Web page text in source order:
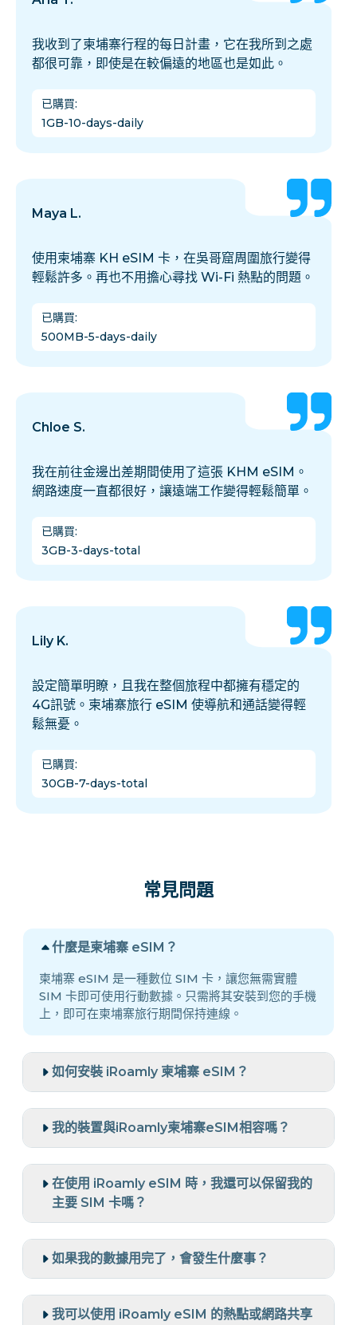
我收到了柬埔寨行程的每日計畫，它在我所到之處
都很可靠，即使是在較偏遠的地區也是如此。
已購買:
1GB-10-days-daily
Maya L.
使用柬埔寨 KH eSIM 卡，在吳哥窟周圍旅行變得
輕鬆許多。再也不用擔心尋找 Wi-Fi 熱點的問題。
已購買:
500MB-5-days-daily
Chloe S.
我在前往金邊出差期間使用了這張 KHM eSIM。
網路速度一直都很好，讓遠端工作變得輕鬆簡單。
已購買:
3GB-3-days-total
Lily K.
設定簡單明瞭，且我在整個旅程中都擁有穩定的
4G訊號。柬埔寨旅行 eSIM 使導航和通話變得輕
鬆無憂。
已購買:
30GB-7-days-total
常見問題
什麼是柬埔寨 eSIM？
柬埔寨 eSIM 是一種數位 SIM 卡，讓您無需實體
SIM 卡即可使用行動數據。只需將其安裝到您的手機
上，即可在柬埔寨旅行期間保持連線。
如何安裝 iRoamly 柬埔寨 eSIM？
我的裝置與iRoamly柬埔寨eSIM相容嗎？
在使用 iRoamly eSIM 時，我還可以保留我的
主要 SIM 卡嗎？
如果我的數據用完了，會發生什麼事？
我可以使用 iRoamly eSIM 的熱點或網路共享